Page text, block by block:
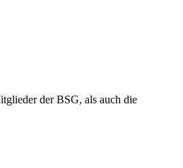
der BSG, als auch die